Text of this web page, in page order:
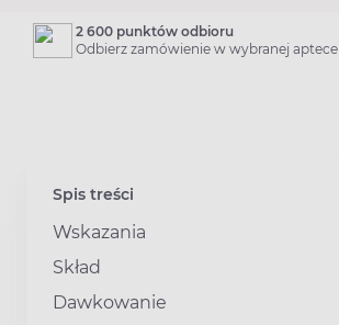
2 600 punktów odbioru
Odbierz zamówienie w wybranej aptece
Spis treści
Wskazania
Skład
Dawkowanie